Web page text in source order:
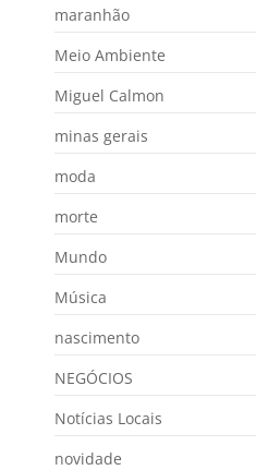
maranhão
Meio Ambiente
Miguel Calmon
minas gerais
moda
morte
Mundo
Música
nascimento
NEGÓCIOS
Notícias Locais
novidade